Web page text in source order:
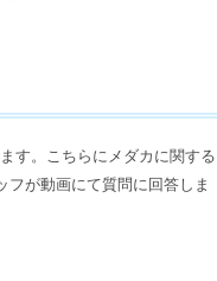
す。こちらにメダカに関する
が動画にて質問に回答しま